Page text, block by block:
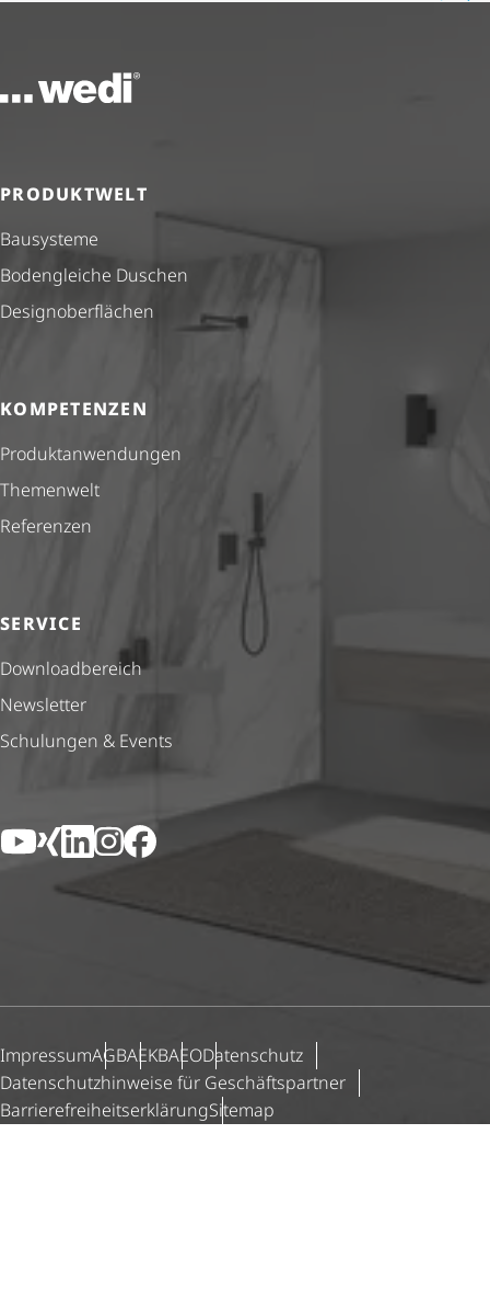
Zur Startseite
PRODUKTWELT
Bausysteme
Bodengleiche Duschen
Design­ober­flä­chen
KOMPETENZEN
Produkt­anwendungen
Themenwelt
Referenzen
SERVICE
Down­load­be­reich
Newsletter
Schulungen & Events
YouTube
XingLinkedIn
Instagram
Facebook
ImpressumAGBAEKBAEODatenschutz
Daten­schutz­hin­weise für Geschäfts­partner
Barri­e­re­frei­heits­er­klä­rungSitemap